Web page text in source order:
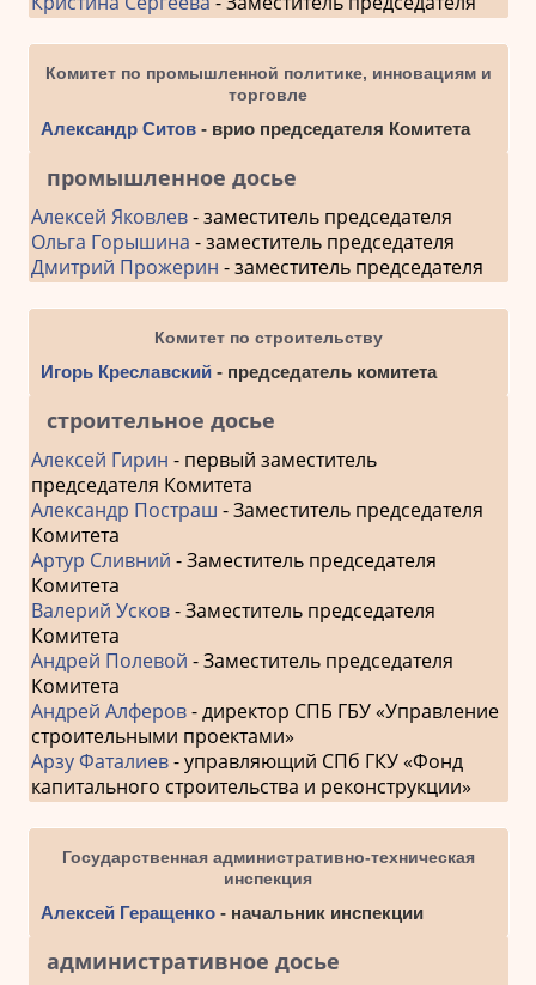
Комитет по промышленной политике, инновациям и
торговле
Александр Ситов- врио председателя Комитета
промышленное досье
Алексей Яковлев- заместитель председателя
Ольга Горышина - заместитель председателя
Дмитрий Прожерин - заместитель председателя
Комитет по строительству
Игорь Креславский - председатель комитета
строительное досье
Алексей Гирин - первый заместитель
председателя Комитета
Александр Постраш - Заместитель председателя
Комитета
Артур Сливний - Заместитель председателя
Комитета
Валерий Усков- Заместитель председателя
Комитета
Андрей Полевой - Заместитель председателя
Комитета
Андрей Алферов- директор СПБ ГБУ «Управление
строительными проектами»
Арзу Фаталиев- управляющий СПб ГКУ «Фонд
капитального строительства и реконструкции»
Государственная административно-техническая
инспекция
Алексей Геращенко- начальник инспекции
административное досье